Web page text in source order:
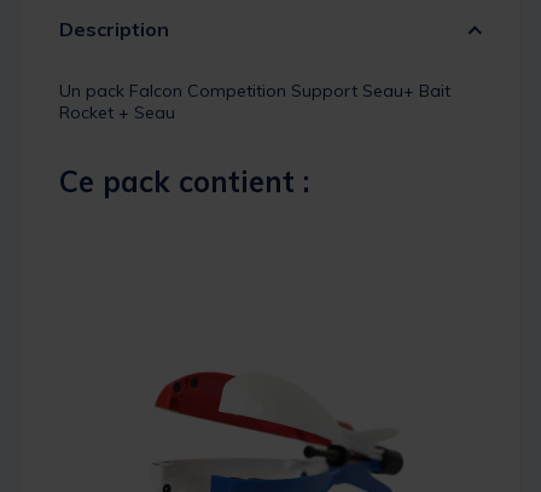
Description
Un pack Falcon Competition Support Seau+ Bait
Rocket + Seau
Ce pack contient :